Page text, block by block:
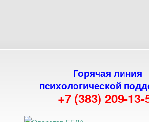
Горячая линия
психологической
+7 (383) 209-13-